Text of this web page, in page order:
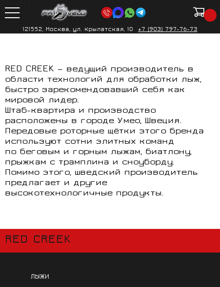
121552, Москва, ул. Крылатская, 10 +7 (903) 797-76-73
RED CREEK — ведущий производитель в
области технологий для обработки лыж,
быстро зарекомендовавший себя как
мировой лидер.
Штаб-квартира и производство
расположены в городе Умео, Швеция.
Передовые роторные щётки этого бренда
используют сотни элитных команд
по беговым и горным лыжам, биатлону,
прыжкам с трамплина и сноуборду.
Помимо этого, шведский производитель
предлагает и другие
высокотехнологичные продукты.
RED CREEK
ЛЫЖИ